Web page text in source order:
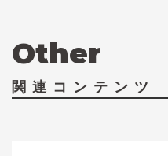
Other
関連コンテンツ